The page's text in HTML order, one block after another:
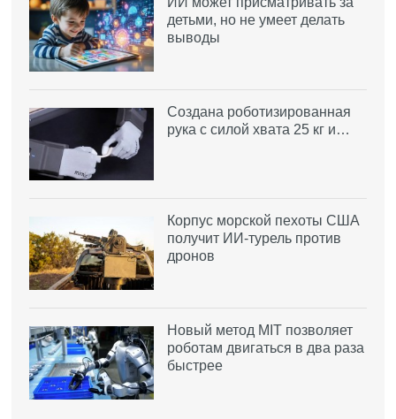
детьми, но не умеет делать
выводы
Создана роботизированная
рука с силой хвата 25 кг и…
Корпус морской пехоты США
получит ИИ-турель против
дронов
Новый метод MIT позволяет
роботам двигаться в два раза
быстрее